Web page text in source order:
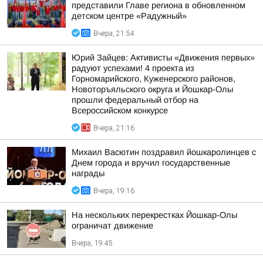
представили Главе региона в обновленном
детском центре «Радужный»
Вчера, 21:54
Юрий Зайцев: Активисты «Движения первых»
радуют успехами! 4 проекта из
Горномарийского, Куженерского районов,
Новоторъяльского округа и Йошкар-Олы
прошли федеральный отбор на
Всероссийском конкурсе
Вчера, 21:16
Михаил Васютин поздравил йошкаролинцев с
Днем города и вручил государственные
награды
Вчера, 19:16
На нескольких перекрестках Йошкар-Олы
ограничат движение
Вчера, 19:45